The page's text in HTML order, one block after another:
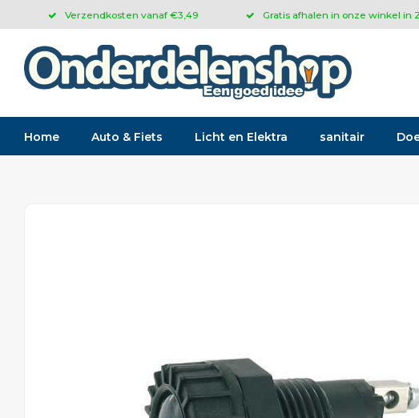
Verzendkosten vanaf €3,49 Gratis afhalen in onze winkel in
Home Auto & Fiets Licht en Elektra sanitair